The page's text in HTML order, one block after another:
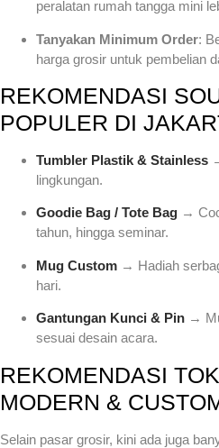
peralatan rumah tangga mini
Tanyakan Minimum Order:
harga grosir untuk pembelian
REKOMENDASI
POPULER DI
Tumbler Plastik & Stainless
lingkungan.
Goodie Bag / Tote Bag →
tahun, hingga seminar.
Mug Custom → Hadiah
hari.
Gantungan Kunci & Pin →
sesuai desain acara.
REKOMENDASI
MODERN &
Selain pasar grosir, kini ada juga